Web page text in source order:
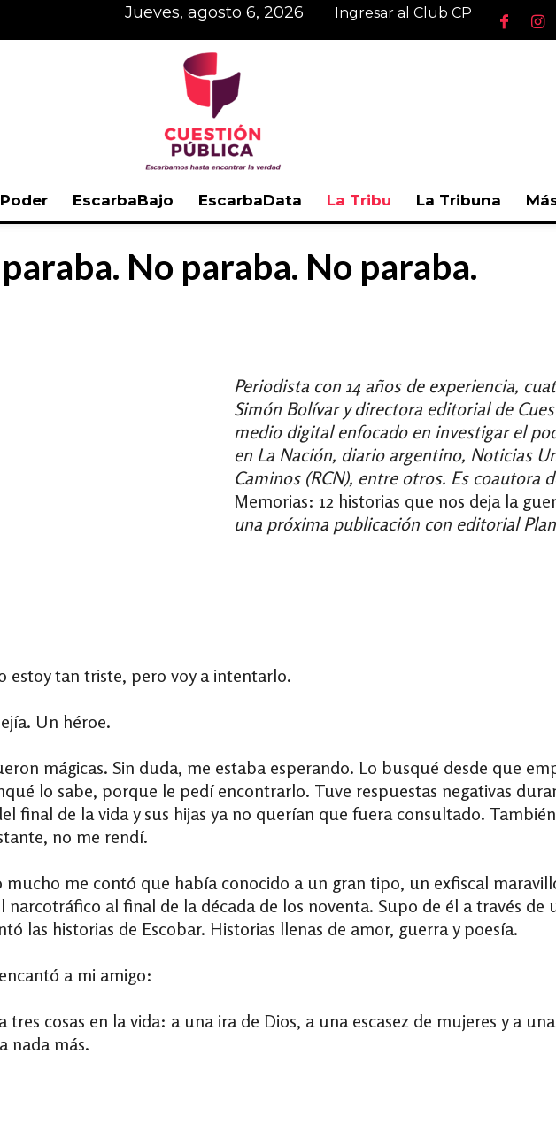
jueves, agosto 6, 2026 Ingresar al Club CP
EscarbaBajo EscarbaData La Tribu La Tribuna
No paraba. No paraba.
Periodista con 14 años de experiencia,
Simón Bolívar y directora editorial de
medio digital enfocado en investigar el
en La Nación, diario argentino, Noticias
Caminos (RCN), entre otros. Es coautora
Memorias: 12 historias que nos deja la
una próxima publicación con editorial
estoy tan triste, pero voy a intentarlo.
Un héroe.
mágicas. Sin duda, me estaba esperando. Lo busqué desde que
lo sabe, porque le pedí encontrarlo. Tuve respuestas negativas
final de la vida y sus hijas ya no querían que fuera consultado.
no me rendí.
mucho me contó que había conocido a un gran tipo, un exfiscal
al final de la década de los noventa. Supo de él a través de
las historias de Escobar. Historias llenas de amor, guerra y poesía.
a mi amigo:
cosas en la vida: a una ira de Dios, a una escasez de mujeres y a
nada más.